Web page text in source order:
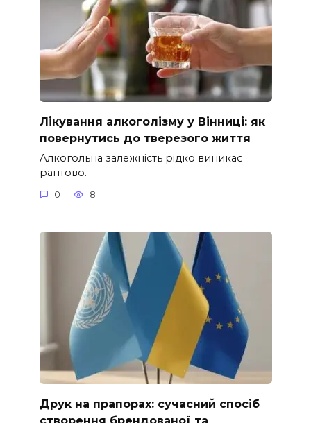
Лікування алкоголізму у Вінниці: як
повернутись до тверезого життя
Алкогольна залежність рідко виникає
раптово.
0 8
Друк на прапорах: сучасний спосіб
створення брендованої та